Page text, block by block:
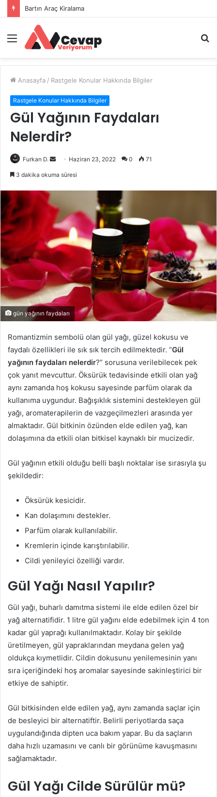
Bartın Araç Kiralama
Menü
...
Anasayfa / Rastgele Konular Hakkında Bilgiler
Rastgele Konular Hakkında Bilgiler
Gül Yağının Faydaları
Nelerdir?
Furkan D.
Bir
Haziran 23, 2022 0 71
3 dakika okuma süresi
gün yağının faydaları
Romantizmin sembolü olan gül yağı, güzel kokusu ve
faydalı özellikleri ile sık sık tercih edilmektedir. “Gül
yağının faydaları nelerdir?” sorusuna verilebilecek pek
çok yanıt mevcuttur. Öksürük tedavisinde etkili olan yağ
aynı zamanda hoş kokusu sayesinde parfüm olarak da
kullanıma uygundur. Bağışıklık sistemini destekleyen gül
yağı, aromaterapilerin de vazgeçilmezleri arasında yer
almaktadır. Gül bitkinin özünden elde edilen yağ, kan
dolaşımına da etkili olan bitkisel kaynaklı bir mucizedir.
Gül yağının etkili olduğu belli başlı noktalar ise sırasıyla şu
şekildedir:
Öksürük kesicidir.
Kan dolaşımını destekler.
Parfüm olarak kullanılabilir.
Kremlerin içinde karıştırılabilir.
Cildi yenileyici özelliği vardır.
Gül Yağı Nasıl Yapılır?
Gül yağı, buharlı damıtma sistemi ile elde edilen özel bir
yağ alternatifidir. 1 litre gül yağını elde edebilmek için 4 ton
kadar gül yaprağı kullanılmaktadır. Kolay bir şekilde
üretilmeyen, gül yapraklarından meydana gelen yağ
oldukça kıymetlidir. Cildin dokusunu yenilemesinin yanı
sıra içeriğindeki hoş aromalar sayesinde sakinleştirici bir
etkiye de sahiptir.
Gül bitkisinden elde edilen yağ, aynı zamanda saçlar için
de besleyici bir alternatiftir. Belirli periyotlarda saça
uygulandığında dipten uca bakım yapar. Bu da saçların
daha hızlı uzamasını ve canlı bir görünüme kavuşmasını
sağlamaktadır.
Gül Yağı Cilde Sürülür mü?